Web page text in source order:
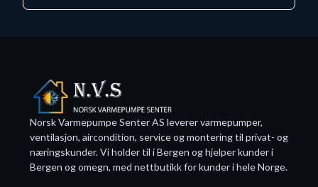
Norsk Varmepumpe Senter AS leverer varmepumper,
ventilasjon, aircondition, service og montering til privat- og
næringskunder. Vi holder til i Bergen og hjelper kunder i
Bergen og omegn, med nettbutikk for kunder i hele Norge.